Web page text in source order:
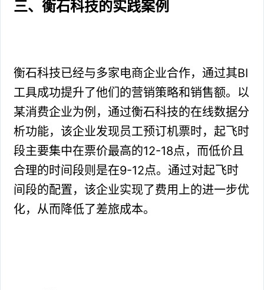
三、衡石科技的实践案例
衡石科技已经与多家电商企业合作，通过其BI
工具成功提升了他们的营销策略和销售额。以
某消费企业为例，通过衡石科技的在线数据分
析功能，该企业发现员工预订机票时，起飞时
段主要集中在票价最高的12-18点，而低价且
合理的时间段则是在9-12点。通过对起飞时
间段的配置，该企业实现了费用上的进一步优
化，从而降低了差旅成本。